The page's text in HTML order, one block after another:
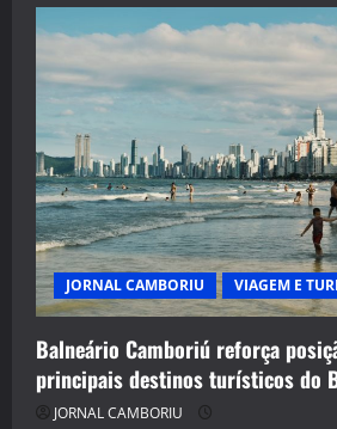
JORNAL CAMBORIU VIAGEM E
Balneário Camboriú reforça
principais destinos turísticos do
JORNAL CAMBORIU